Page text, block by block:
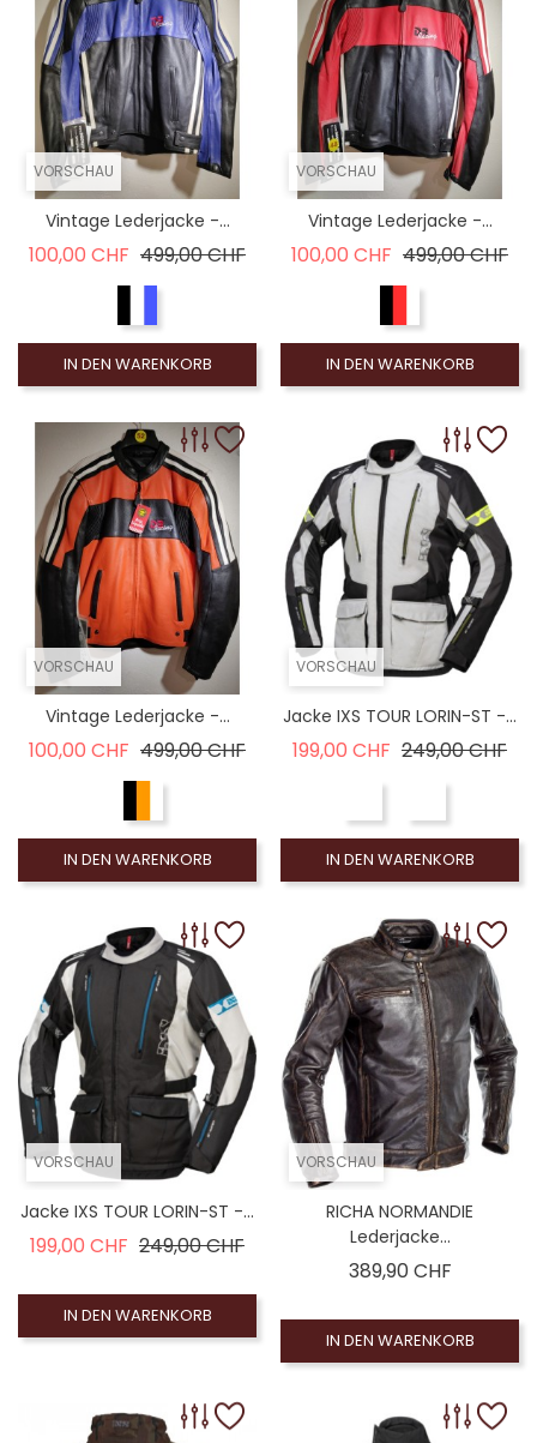
VORSCHAU
Vintage Lederjacke -...
100,00 CHF Verkaufspreis
499,00 CHFPreis
IN DEN WARENKORB
VORSCHAU
Vintage Lederjacke -...
100,00 CHF Verkaufspreis
499,00 CHF
IN DEN WARENKORB
VORSCHAU
Vintage Lederjacke -...
100,00 CHF Verkaufspreis
499,00 CHFPreis
IN DEN WARENKORB
VORSCHAU
Jacke IXS TOUR LORIN-ST -...
199,00 CHF Verkaufspreis
249,00 CHF
IN DEN WARENKORB
VORSCHAU
Jacke IXS TOUR LORIN-ST -...
199,00 CHF Verkaufspreis
249,00 CHFPreis
IN DEN WARENKORB
VORSCHAU
RICHA NORMANDIE
Lederjacke...
389,90 CHFPreis
IN DEN WARENKORB